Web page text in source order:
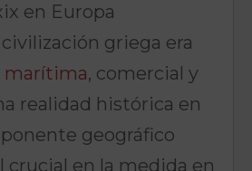
en Europa
civilización griega era
marítima, comercial y
realidad histórica en
geográfico
crucial en la medida en